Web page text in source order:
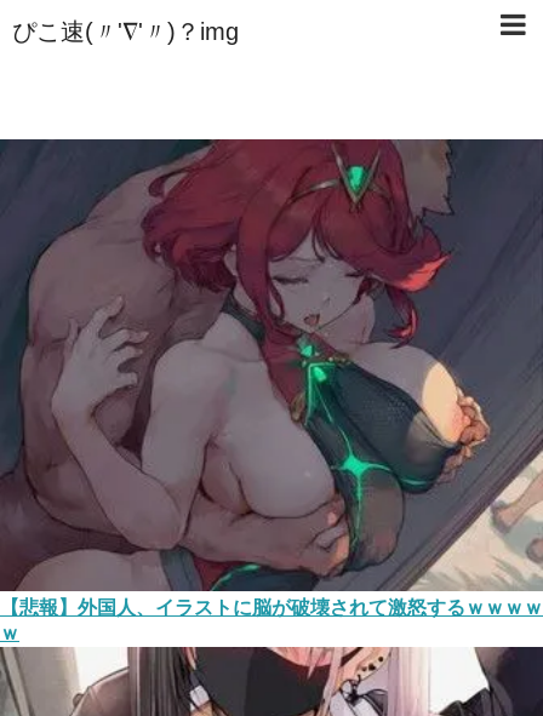
ぴこ速(〃'∇'〃)？img
【悲報】外国人、イラストに脳が破壊されて激怒するｗｗｗｗ
ｗ